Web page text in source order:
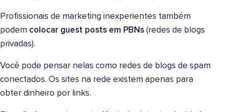
Profissionais de marketing inexperientes também
podem colocar guest posts em PBNs (redes de blogs
privadas).
Você pode pensar nelas como redes de blogs de spam
conectados. Os sites na rede existem apenas para
obter dinheiro por links.